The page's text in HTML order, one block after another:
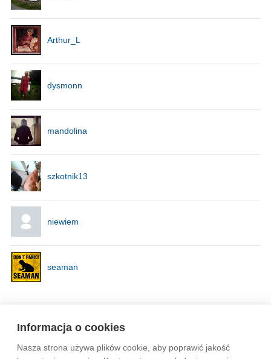
Informacja o cookies
Nasza strona używa plików cookie, aby poprawić jakość
Arthur_L
dysmonn
mandolina
szkotnik13
niewiem
seaman
Wytyczne dla społeczności Regulamin Prywatność